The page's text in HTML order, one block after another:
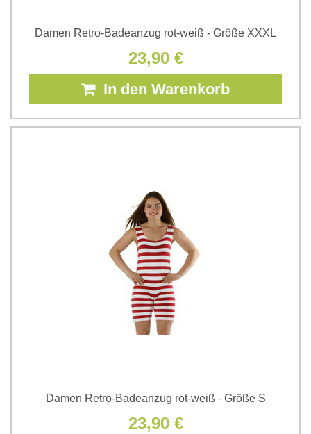
Damen Retro-Badeanzug rot-weiß - Größe XXXL
23,90 €
In den Warenkorb
Damen Retro-Badeanzug rot-weiß - Größe S
23,90 €